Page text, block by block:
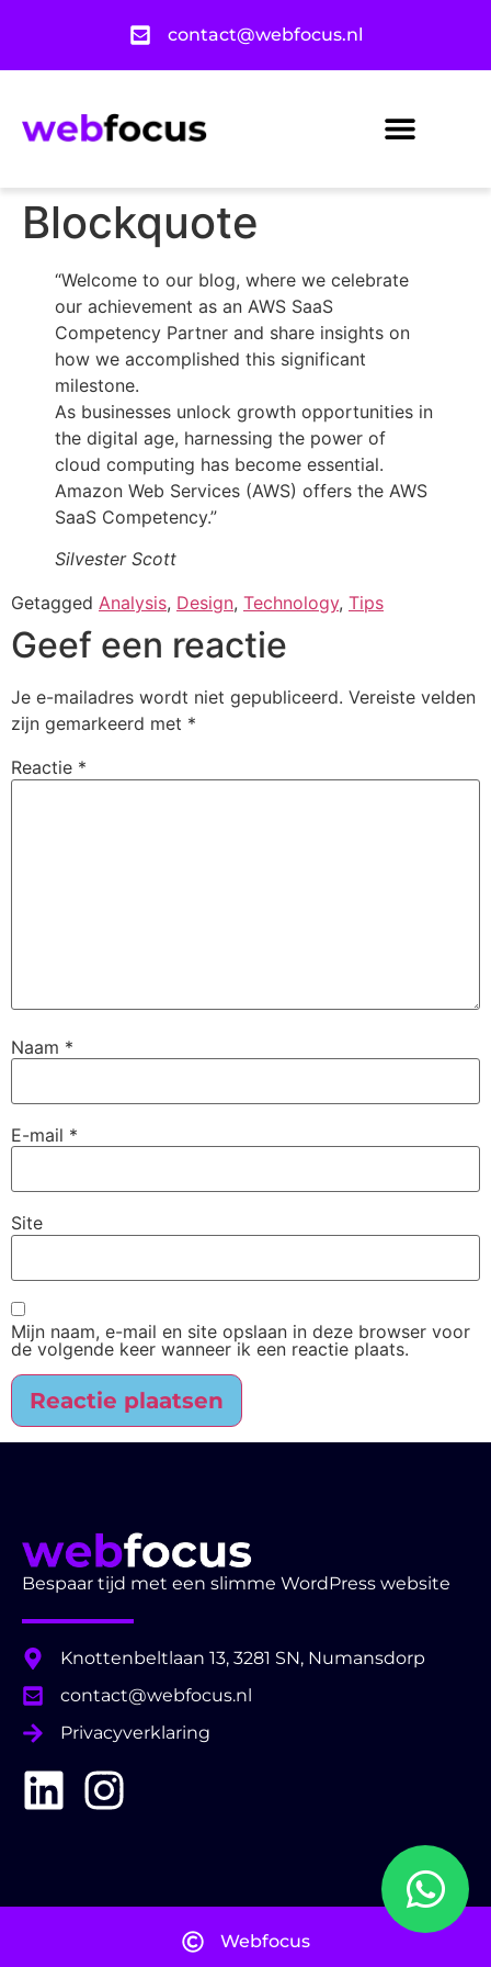
contact@webfocus.nl
Blockquote
“Welcome to our blog, where we celebrate
our achievement as an AWS SaaS
Competency Partner and share insights on
how we accomplished this significant
milestone.
As businesses unlock growth opportunities in
the digital age, harnessing the power of
cloud computing has become essential.
Amazon Web Services (AWS) offers the AWS
SaaS Competency.”
Silvester Scott
Getagged Analysis, Design, Technology, Tips
Geef een reactie
Je e-mailadres wordt niet gepubliceerd. Vereiste velden
zijn gemarkeerd met *
Reactie *
Naam *
E-mail *
Site
Mijn naam, e-mail en site opslaan in deze browser voor
de volgende keer wanneer ik een reactie plaats.
Bespaar tijd met een slimme WordPress website
Knottenbeltlaan 13, 3281 SN, Numansdorp
contact@webfocus.nl
Privacyverklaring
Webfocus